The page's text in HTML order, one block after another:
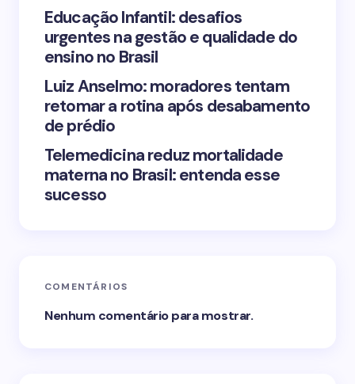
Submit Comment
Educação Infantil: desafios
urgentes na gestão e qualidade do
ensino no Brasil
Luiz Anselmo: moradores tentam
retomar a rotina após desabamento
de prédio
Telemedicina reduz mortalidade
materna no Brasil: entenda esse
sucesso
COMENTÁRIOS
Nenhum comentário para mostrar.